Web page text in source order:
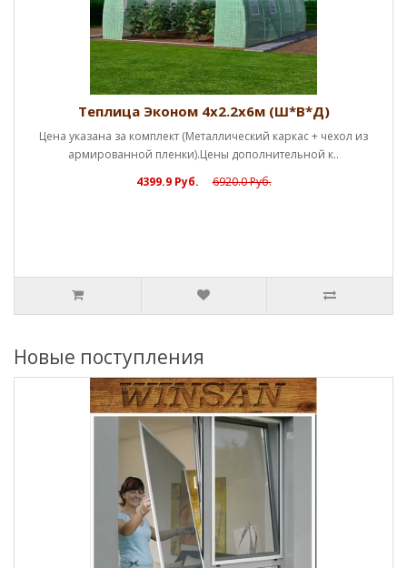
Теплица Эконом 4х2.2х6м (Ш*В*Д)
Цена указана за комплект (Металлический каркас + чехол из
армированной пленки).Цены дополнительной к..
4399.9 Руб.
6920.0 Руб.
Новые поступления